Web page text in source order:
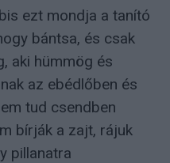
ezt mondja a tanító
bántsa, és csak
aki hümmög és
az ebédlőben és
tud csendben
bírják a zajt, rájuk
pillanatra